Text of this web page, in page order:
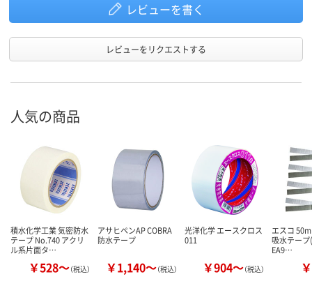
レビューを書く
レビューをリクエストする
人気の商品
積水化学工業 気密防水
テープ No.740 アクリ
ル系片面タ…
￥528～（税込）
アサヒペンAP COBRA
防水テープ
￥1,140～（税込）
光洋化学 エースクロス
011
￥904～（税込）
エスコ
吸水テー
EA9…